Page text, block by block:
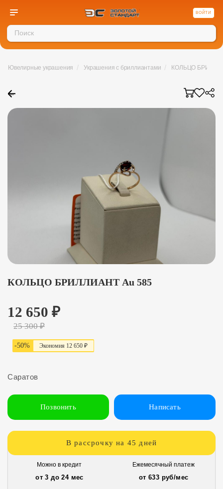
ВОЙТИ
←
Ювелирные украшения / Украшения с бриллиантами / КОЛЬЦО
КОЛЬЦО БРИЛЛИАНТ Au 585
12 650 ₽
25 300₽
-50% Экономия 12 650 ₽
Саратов
Позвонить Написать
В рассрочку на 45 дней
Можно в кредит
от 3 до 24 мес
Ежемесячный платеж
от 633 руб/мес